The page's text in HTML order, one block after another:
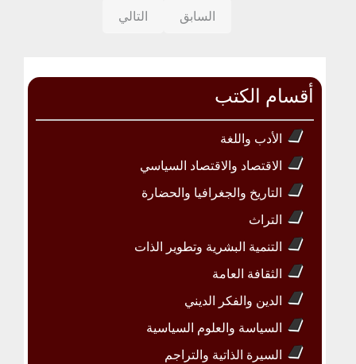
السابق التالي
أقسام الكتب
الأدب واللغة
الاقتصاد والاقتصاد السياسي
التاريخ والجغرافيا والحضارة
التراث
التنمية البشرية وتطوير الذات
الثقافة العامة
الدين والفكر الديني
السياسة والعلوم السياسية
السيرة الذاتية والتراجم